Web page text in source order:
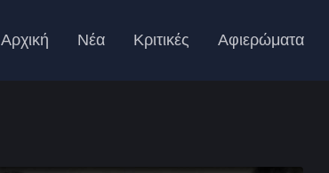
Αρχική Νέα Κριτικές Αφιερώματα